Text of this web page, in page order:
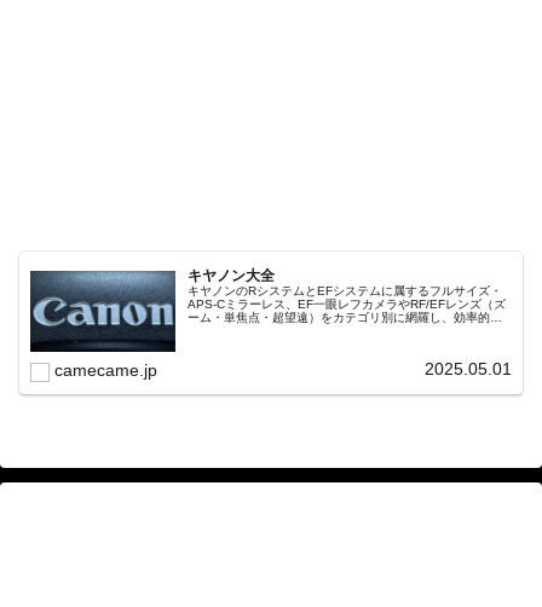
キヤノン大全
キヤノンのRシステムとEFシステムに属するフルサイズ・
APS-Cミラーレス、EF一眼レフカメラやRF/EFレンズ（ズ
ーム・単焦点・超望遠）をカテゴリ別に網羅し、効率的に
camecame.jp 2025.05.01